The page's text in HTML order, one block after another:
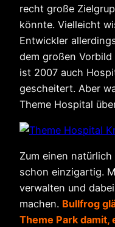
recht große
könnte. Vielleicht
Entwickler
dem großen
ist 2007 auch
gescheitert. Aber
Theme Hospital
Zum einen
schon einzigartig.
verwalten und
machen. Bullfrog
Theme Park damit,